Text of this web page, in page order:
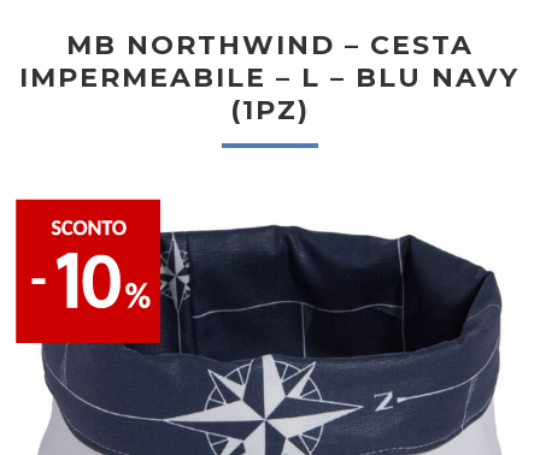
MB NORTHWIND – CESTA
IMPERMEABILE – L – BLU NAVY
(1PZ)